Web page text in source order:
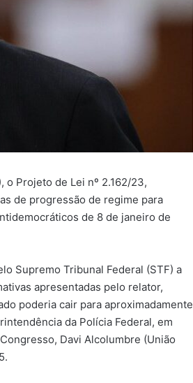
o Projeto de Lei nº 2.162/23,
de progressão de regime para
de 8 de janeiro de
Supremo Tribunal Federal (STF) a
apresentadas pelo relator,
poderia cair para aproximadamente
da Polícia Federal, em
Davi Alcolumbre (União